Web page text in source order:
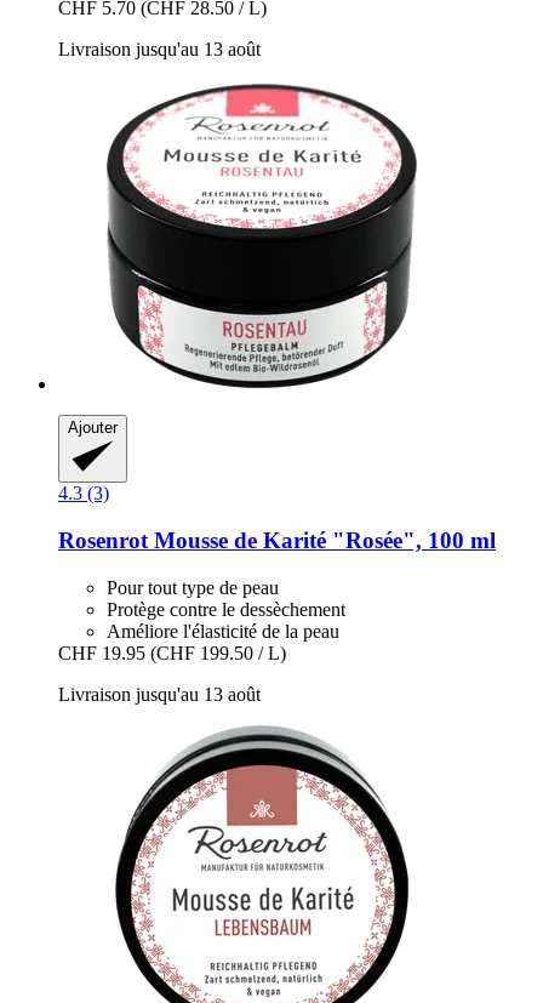
CHF 5.70 (CHF 28.50 / L)
Livraison jusqu'au 13 août
Ajouter
4.3 (3)
Rosenrot Mousse de Karité "Rosée", 100 ml
Pour tout type de peau
Protège contre le dessèchement
Améliore l'élasticité de la peau
CHF 19.95 (CHF 199.50 / L)
Livraison jusqu'au 13 août